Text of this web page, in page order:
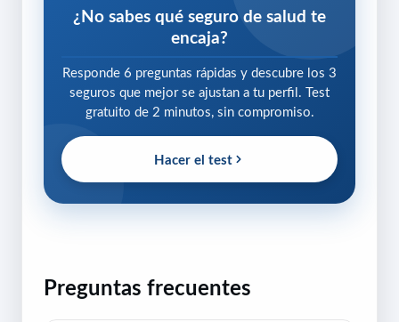
¿No sabes qué seguro de salud te
encaja?
Responde 6 preguntas rápidas y descubre los 3
seguros que mejor se ajustan a tu perfil. Test
gratuito de 2 minutos, sin compromiso.
Hacer el test
Preguntas frecuentes